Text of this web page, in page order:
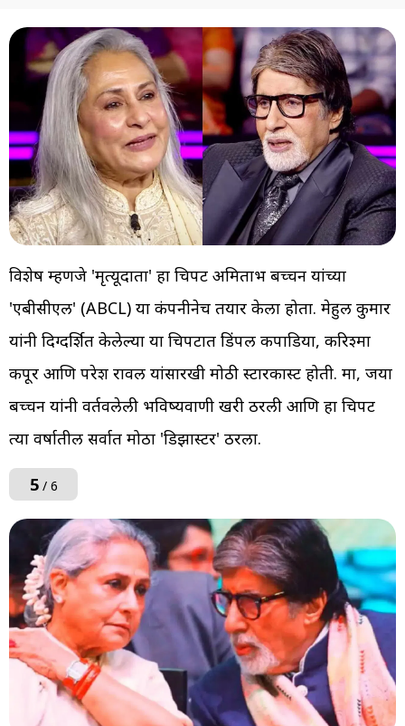
विशेष म्हणजे 'मृत्यूदाता' हा चित्रपट अमिताभ बच्चन यांच्या
'एबीसीएल' (ABCL) या कंपनीनेच तयार केला होता. मेहुल कुमार
यांनी दिग्दर्शित केलेल्या या चित्रपटात डिंपल कपाडिया, करिश्मा
कपूर आणि परेश रावल यांसारखी मोठी स्टारकास्ट होती. मात्र, जया
बच्चन यांनी वर्तवलेली भविष्यवाणी खरी ठरली आणि हा चित्रपट
त्या वर्षातील सर्वात मोठा 'डिझास्टर' ठरला.
5/ 6